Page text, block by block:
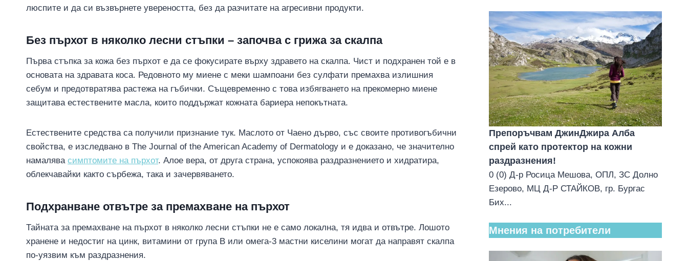
люспите и да си възвърнете увереността, без да разчитате на агресивни продукти.
Без пърхот в няколко лесни стъпки – започва с грижа за скалпа
Първа стъпка за кожа без пърхот е да се фокусирате върху здравето на скалпа. Чист и подхранен той е в
основата на здравата коса. Редовното му миене с меки шампоани без сулфати премахва излишния
себум и предотвратява растежа на гъбички. Същевременно с това избягването на прекомерно миене
защитава естествените масла, които поддържат кожната бариера непокътната.
Естествените средства са получили признание тук. Маслото от Чаено дърво, със своите противогъбични
свойства, е изследвано в The Journal of the American Academy of Dermatology и е доказано, че значително
намалява симптомите на пърхот. Алое вера, от друга страна, успокоява раздразнението и хидратира,
облекчавайки както сърбежа, така и зачервяването.
Подхранване отвътре за премахване на пърхот
Тайната за премахване на пърхот в няколко лесни стъпки не е само локална, тя идва и отвътре. Лошото
хранене и недостиг на цинк, витамини от група В или омега-3 мастни киселини могат да направят скалпа
по-уязвим към раздразнения.
Препоръчвам ДжинДжира Алба
спрей като протектор на кожни
раздразнения!
0 (0) Д-р Росица Мешова, ОПЛ, ЗС Долно
Езерово, МЦ Д-Р СТАЙКОВ, гр. Бургас
Бих...
Мнения на потребители